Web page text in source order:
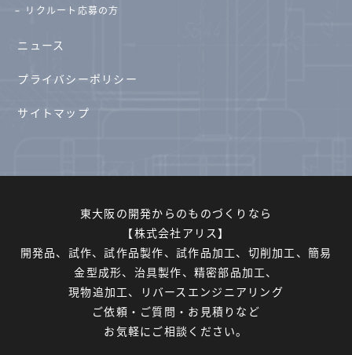
リクルート応募の方
ニュース
プライバシーポリシー
サイトマップ
東大阪の開発からのものづくりなら
【株式会社アリス】
開発品、試作、試作品製作、試作品加工、切削加工、簡易
金型成形、治具製作、精密部品加工、
現物追加工、リバースエンジニアリング
ご依頼・ご質問・お見積りなど
お気軽にご相談ください。